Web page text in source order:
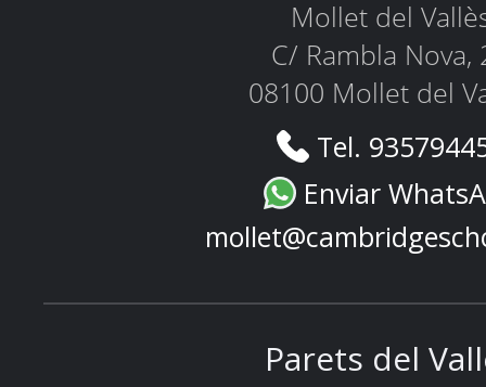
Mollet del
C/ Rambla Nova,
08100 Mollet del
Tel.
Enviar
Parets del